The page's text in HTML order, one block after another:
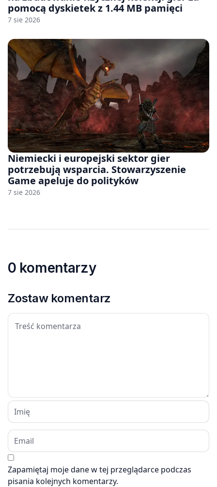
pomocą dyskietek z 1.44 MB pamięci
7 sie 2026
Niemiecki i europejski sektor gier
potrzebują wsparcia. Stowarzyszenie
Game apeluje do polityków
7 sie 2026
0 komentarzy
Zostaw komentarz
Zapamiętaj moje dane w tej przeglądarce podczas
pisania kolejnych komentarzy.